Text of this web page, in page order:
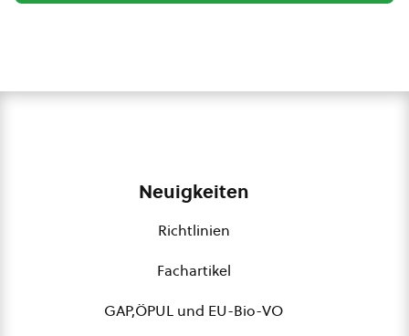
Neuigkeiten
Richtlinien
Fachartikel
GAP,ÖPUL und EU-Bio-VO